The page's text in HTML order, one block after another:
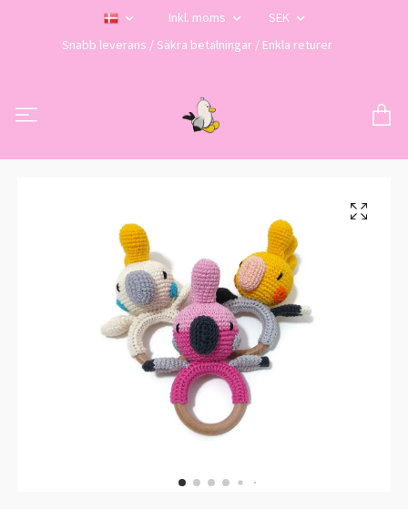
Inkl. moms
SEK
Snabb leverans / Säkra betalningar / Enkla returer